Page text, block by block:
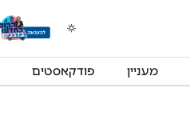
מעניין פודקאסטים